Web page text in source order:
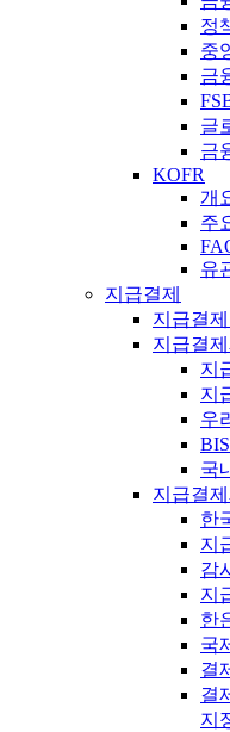
정
중
금
글
금
KOFR
개
주
유
지급결제
지급결
지급결
지
지
우
국
지급결
한
지
감
지
한
국
결
결
지